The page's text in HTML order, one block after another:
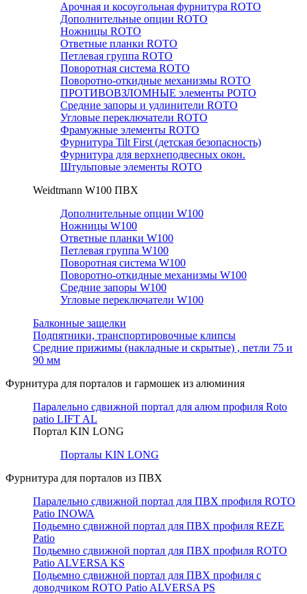
Арочная и косоугольная фурнитура ROTO
Дополнительные опции ROTO
Ножницы ROTO
Ответные планки ROTO
Петлевая группа ROTO
Поворотная система ROTO
Поворотно-откидные механизмы ROTO
ПРОТИВОВЗЛОМНЫЕ элементы РОТО
Средние запоры и удлинители ROTO
Угловые переключатели ROTO
Фрамужные элементы ROTO
Фурнитура Tilt First (детская безопасность)
Фурнитура для верхнеподвесных окон.
Штульповые элементы ROTO
Weidtmann W100 ПВХ
Дополнительные опции W100
Ножницы W100
Ответные планки W100
Петлевая группа W100
Поворотная система W100
Поворотно-откидные механизмы W100
Средние запоры W100
Угловые переключатели W100
Балконные защелки
Подпятники, транспортировочные клипсы
Средние прижимы (накладные и скрытые) , петли 75 и
90 мм
Фурнитура для порталов и гармошек из алюминия
Паралельно сдвижной портал для алюм профиля Roto
patio LIFT AL
Портал KIN LONG
Порталы KIN LONG
Фурнитура для порталов из ПВХ
Паралельно сдвижной портал для ПВХ профиля ROTO
Patio INOWA
Подьемно сдвижной портал для ПВХ профиля REZE
Patio
Подьемно сдвижной портал для ПВХ профиля ROTO
Patio ALVERSA KS
Подьемно сдвижной портал для ПВХ профиля с
доводчиком ROTO Patio ALVERSA PS